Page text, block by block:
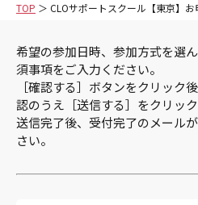
TOP CLOサポートスクール【東京】お
希望の参加日時、参加方式を選
須事項をご入力ください。
［確認する］ボタンをクリック
認のうえ［送信する］をクリック
送信完了後、受付完了のメール
さい。